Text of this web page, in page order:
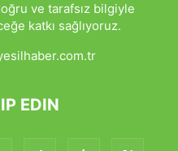
ve tarafsız bilgiyle
katkı sağlıyoruz.
EDIN